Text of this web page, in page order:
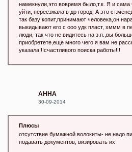
намекнули,это вовремя было,т.к. Я и сама
уйти, переезжала в др город! А это
так базу копит,принимают человека,он
выкидывают его с ооо удк пласт, хммм в
люди, так что не видитесь на з.п.,вы
приобретете,еще много чего я вам не
указала!!!счастливого поиска работы!!!
АННА
30-09-2014
Плюсы
отсутствие бумажной волокиты- не надо
подавать документов, визировать их